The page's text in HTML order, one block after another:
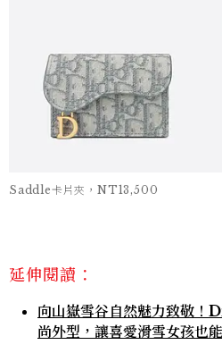
Saddle卡片夾，NT13,500
延伸閱讀：
向山嶽雪谷自然魅力致敬
尚外型，讓喜愛滑雪女孩也